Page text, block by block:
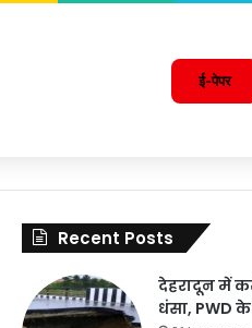
ई-पेपर
Recent Posts
देहरादून में
धंसा, PWD